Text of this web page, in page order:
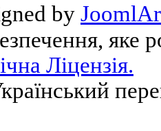
by
яке
Ліцензія.